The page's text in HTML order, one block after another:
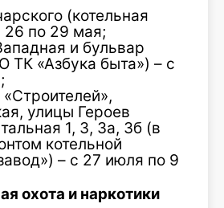
(котельная
26 по 29 мая;
и бульвар
ТК «Азбука быта») – с
улицы Героев
1, 3, 3а, 3б (в
котельной
– с 27 июля по 9
охота и наркотики